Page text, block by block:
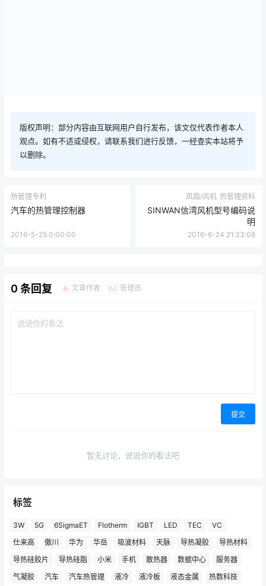
版权声明：部分内容由互联网用户自行发布，该文仅代表作者本人
观点。如有不适或侵权，请联系我们进行反馈，一经查实本站将予
以删除。
热管理专利
汽车的热管理控制器
2016-5-25 0:00:00
风扇/风机 热管理资料
SINWAN信湾风机型号编码说
明
2016-6-24 21:23:08
0 条回复 A 文章作者 M 管理员
提交
暂无讨论，说说你的看法吧
标签
3W 5G 6SigmaET Flotherm IGBT LED TEC
VC
仕来高
傲川 华为 华岳 吸波材料 天脉 导热凝胶
导热材料
导热硅胶片
导热硅脂 小米 手机 散热器 数据中心
服务器
气凝胶
汽车 汽车热管理 液冷 液冷板 液态金属 热数科技